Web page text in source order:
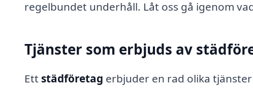
regelbundet underhåll. Låt oss gå igenom
Tjänster som erbjuds av
Ett städföretag erbjuder en rad olika